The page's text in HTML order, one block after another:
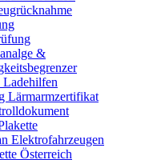
&
Lärmarmzertifikat
Elektrofahrzeugen
Österreich